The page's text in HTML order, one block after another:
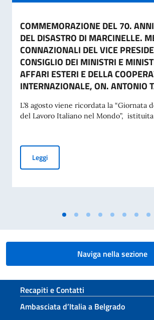
COMMEMORAZIONE DEL 70.
DEL DISASTRO DI MARCINELLE.
CONNAZIONALI DEL VICE
CONSIGLIO DEI MINISTRI E
AFFARI ESTERI E DELLA
INTERNAZIONALE, ON. ANTONIO
L’8 agosto viene ricordata la “Giornata
del Lavoro Italiano nel Mondo”,
LeggiCOMMEMORAZIONE DEL 70.
Naviga nella sezione
Sezione footer
Recapiti e Contatti
Ambasciata d’Italia a Belgrado